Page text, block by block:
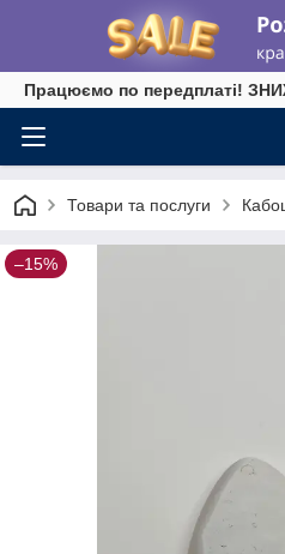
Працюємо по передплаті!
Товари та послуги
–15%